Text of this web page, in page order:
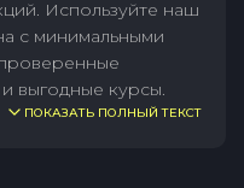
Используйте наш
с минимальными
выгодные курсы.
ПОКАЗАТЬ ПОЛНЫЙ ТЕКСТ